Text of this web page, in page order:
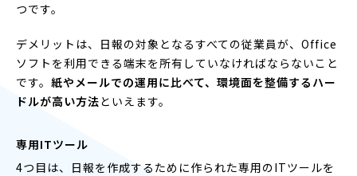
つです。
デメリットは、日報の対象となるすべての従業員が、Office
ソフトを利用できる端末を所有していなければならないこと
です。 紙やメールでの運用に比べて、環境面を整備するハー
ドルが高い方法といえます。
専用ITツール
4つ目は、日報を作成するために作られた専用のITツールを